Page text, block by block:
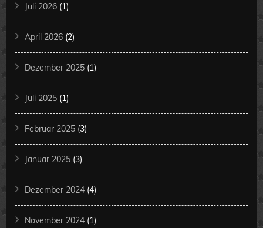
Juli 2026 (1)
April 2026 (2)
Dezember 2025 (1)
Juli 2025 (1)
Februar 2025 (3)
Januar 2025 (3)
Dezember 2024 (4)
November 2024 (1)